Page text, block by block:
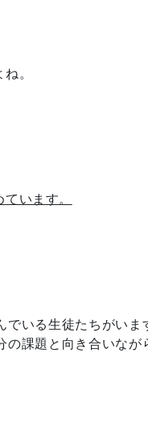
。
います。
でいる生徒たちがいま
の課題と向き合いなが